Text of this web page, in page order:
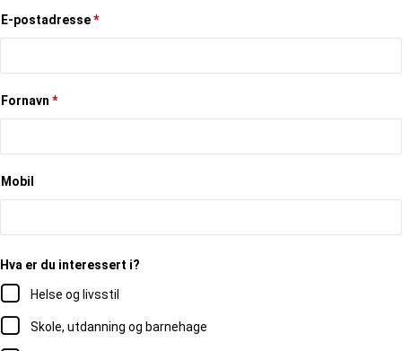
E-postadresse*
Fornavn *
Mobil
Hva er du interessert i?
Helse og livsstil
Skole, utdanning og barnehage